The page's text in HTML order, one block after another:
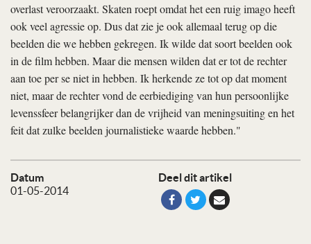
Datum
01-05-2014
Deel dit artikel
overlast veroorzaakt. Skaten roept omdat het een ruig imago heeft
ook veel agressie op. Dus dat zie je ook allemaal terug op die
beelden die we hebben gekregen. Ik wilde dat soort beelden ook
in de film hebben. Maar die mensen wilden dat er tot de rechter
aan toe per se niet in hebben. Ik herkende ze tot op dat moment
niet, maar de rechter vond de eerbiediging van hun persoonlijke
levenssfeer belangrijker dan de vrijheid van meningsuiting en het
feit dat zulke beelden journalistieke waarde hebben."